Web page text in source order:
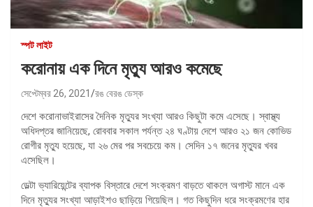
স্পট লাইট
করোনায় এক দিনে মৃত্যু আরও কমেছে
সেপ্টেম্বর 26, 2021 রঙ বেরঙ ডেস্ক
দেশে করোনাভাইরাসের দৈনিক মৃত্যুর সংখ্যা আরও কিছুটা কমে এসেছে। স্বাস্থ্য
অধিদপ্তর জানিয়েছে, রোববার সকাল পর্যন্ত ২৪ ঘণ্টায় দেশে আরও ২১ জন কোভিড
রোগীর মৃত্যু হয়েছে, যা ২৬ মের পর সবচেয়ে কম। সেদিন ১৭ জনের মৃত্যুর খবর
এসেছিল।
ডেল্টা ভ্যারিয়েন্টের ব্যাপক বিস্তারে দেশে সংক্রমণ বাড়তে থাকলে অগাস্ট মানে এক
দিনে মৃত্যুর সংখ্যা আড়াইশও ছাড়িয়ে গিয়েছিল। গত কিছুদিন ধরে সংক্রমণের হার